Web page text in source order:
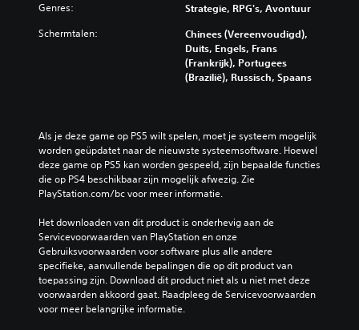
Genres: Strategie, RPG's, Avontuur
Schermtalen:
Chinees (Vereenvoudigd),
Duits, Engels, Frans
(Frankrijk), Portugees
(Brazilië), Russisch, Spaans
Als je deze game op PS5 wilt spelen, moet je systeem mogelijk
worden geüpdatet naar de nieuwste systeemsoftware. Hoewel
deze game op PS5 kan worden gespeeld, zijn bepaalde functies
die op PS4 beschikbaar zijn mogelijk afwezig. Zie
PlayStation.com/bc voor meer informatie.
Het downloaden van dit product is onderhevig aan de
Servicevoorwaarden van PlayStation en onze
Gebruiksvoorwaarden voor software plus alle andere
specifieke, aanvullende bepalingen die op dit product van
toepassing zijn. Download dit product niet als u niet met deze
voorwaarden akkoord gaat. Raadpleeg de Servicevoorwaarden
voor meer belangrijke informatie.